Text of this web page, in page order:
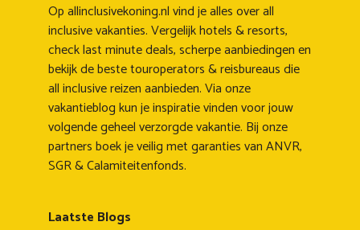
Op allinclusivekoning.nl vind je alles over all
inclusive vakanties. Vergelijk hotels & resorts,
check last minute deals, scherpe aanbiedingen en
bekijk de beste touroperators & reisbureaus die
all inclusive reizen aanbieden. Via onze
vakantieblog kun je inspiratie vinden voor jouw
volgende geheel verzorgde vakantie. Bij onze
partners boek je veilig met garanties van ANVR,
SGR & Calamiteitenfonds.
Laatste Blogs